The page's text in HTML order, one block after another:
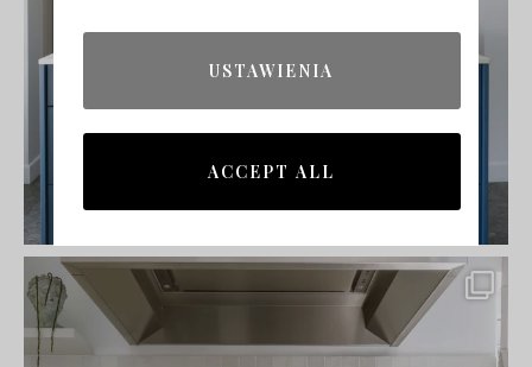
USTAWIENIA
ACCEPT ALL